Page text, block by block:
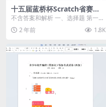
十五届蓝桥杯Scratch省赛试
题
不含答案和解析 一、选择题 第一题
题目要求： 运行以下程序后，小鸟
会向舞台的某...
2 年前 1.8K